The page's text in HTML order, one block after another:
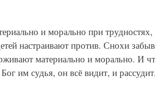
и морально при
настраивают против. Снохи
материально и морально. И
им судья, он всё видит, и